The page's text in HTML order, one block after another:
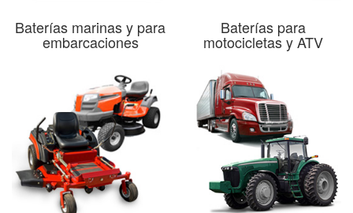
Baterías marinas y para
embarcaciones
Baterías para
motocicletas y ATV